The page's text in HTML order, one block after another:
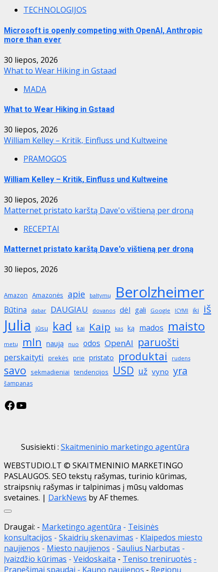
TECHNOLOGIJOS
Microsoft is openly competing with OpenAI, Anthropic
more than ever
30 liepos, 2026
What to Wear Hiking in Gstaad
MADA
What to Wear Hiking in Gstaad
30 liepos, 2026
William Kelley – Kritik, Einfluss und Kultweine
PRAMOGOS
William Kelley – Kritik, Einfluss und Kultweine
30 liepos, 2026
Matternet pristato karštą Dave'o vištieną per droną
RECEPTAI
Matternet pristato karštą Dave'o vištieną per droną
30 liepos, 2026
Amazon Amazonės apie baltymų Berolzheimer
Būtina dabar DAUGIAU dovanos dėl gali Google ICYMI iki iš
Julia jūsų kad kai Kaip kas ką mados maisto
metų mln naują nuo odos OpenAI paruošti
perskaityti prekės prie pristato produktai rudens
savo sekmadieniai tendencijos USD už vyno yra
šampanas
Facebook
YouTube
Susisiekti : Skaitmeninio marketingo agentūra
WEBSTUDIO.LT © SKAITMENINIO MARKETINGO
PASLAUGOS. SEO tekstų rašymas, turinio kūrimas,
straipsnių rašymas ir talpinimas į mūsų valdomas
svetaines. | DarkNews by AF themes.
Close
Draugai: - Marketingo agentūra - Teisinės
konsultacijos - Skaidrių skenavimas - Klaipedos miesto
naujienos - Miesto naujienos - Saulius Narbutas -
Įvaizdžio kūrimas - Veidoskaita - Teniso treniruotės -
Pranešimai spaudai - Kauno naujienos - Regionų